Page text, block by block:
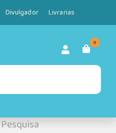
Divulgador Livrarias
0
Pesquisa